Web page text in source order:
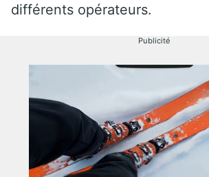
différents opérateurs.
Publicité